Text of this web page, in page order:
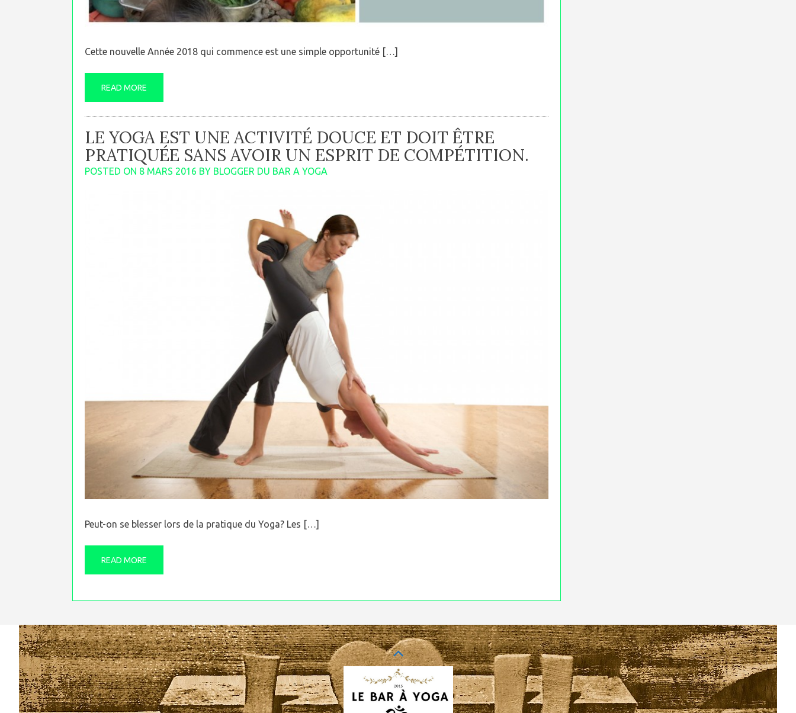
Cette nouvelle Année 2018 qui commence est une simple opportunité […]
READ MORE
LE YOGA EST UNE ACTIVITÉ DOUCE ET DOIT ÊTRE
PRATIQUÉE SANS AVOIR UN ESPRIT DE COMPÉTITION.
POSTED ON 8 MARS 2016 BY BLOGGER DU BAR A YOGA
Peut-on se blesser lors de la pratique du Yoga? Les […]
READ MORE